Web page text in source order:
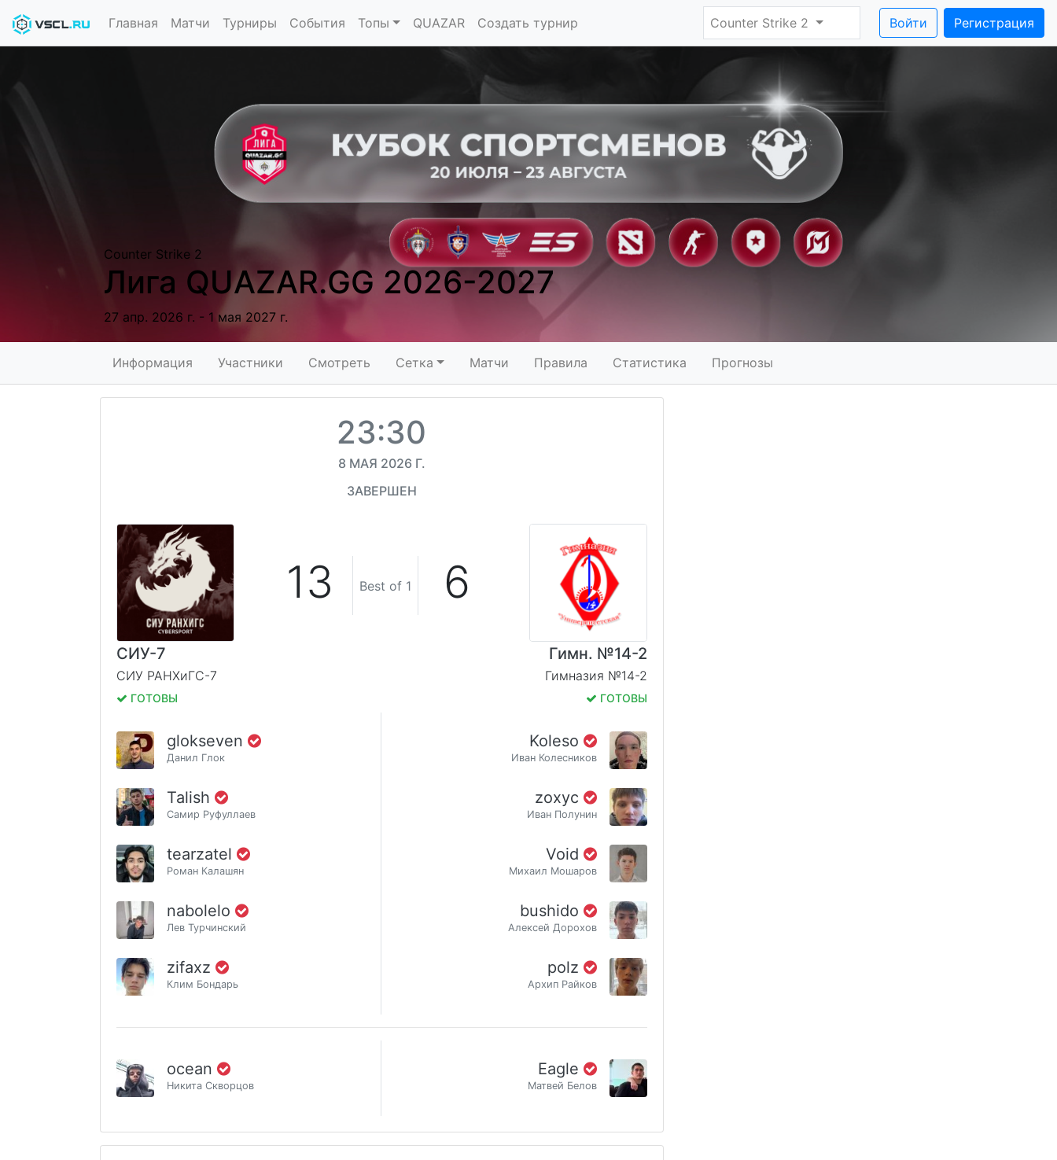
Главная Матчи Турниры События Топы QUAZAR Создать турнир Counter Strike 2 Войти Регистрация
Counter Strike 2
Лига QUAZAR.GG 2026-2027
27 апр. 2026 г. - 1 мая 2027 г.
Информация Участники Смотреть Сетка Матчи Правила Статистика Прогнозы
23:30
8 МАЯ 2026 Г.
ЗАВЕРШЕН
13 Best of 1 6
СИУ-7
СИУ РАНХиГС-7
ГОТОВЫ
Гимн. №14-2
Гимназия №14-2
ГОТОВЫ
glokseven
Данил Глок
Talish
Самир Руфуллаев
tearzatel
Роман Калашян
nabolelo
Лев Турчинский
zifaxz
Клим Бондарь
Koleso
Иван Колесников
zoxyc
Иван Полунин
Void
Михаил Мошаров
bushido
Алексей Дорохов
polz
Архип Райков
ocean
Никита Скворцов
Eagle
Матвей Белов